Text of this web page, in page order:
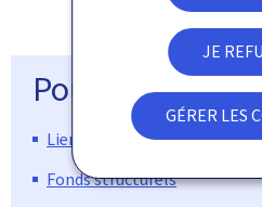
JE
GÉRER LES
Pour en savoir
Lien sur le site Internet du
Fonds structurels